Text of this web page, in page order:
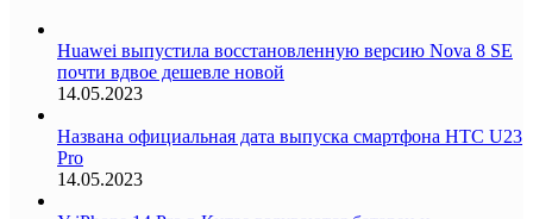
Huawei выпустила восстановленную версию Nova 8 SE
почти вдвое дешевле новой
14.05.2023
Названа официальная дата выпуска смартфона HTC U23
Pro
14.05.2023